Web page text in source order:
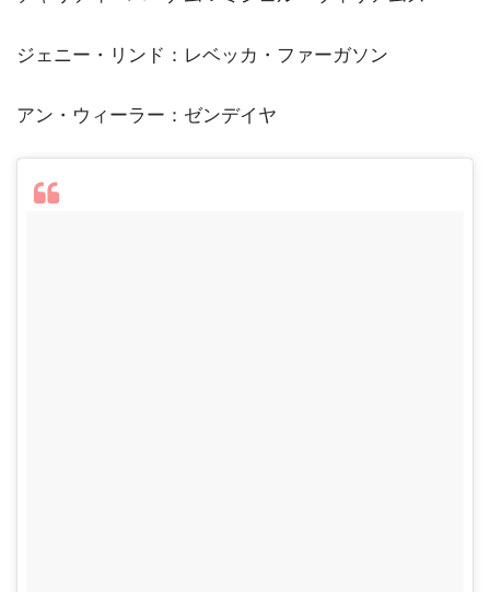
ジェニー・リンド：レベッカ・ファーガソン
アン・ウィーラー：ゼンデイヤ